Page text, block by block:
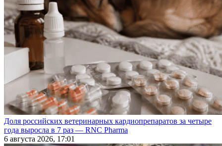
Доля российских ветеринарных кардиопрепаратов за четыре
года выросла в 7 раз — RNC Pharma
6 августа 2026, 17:01